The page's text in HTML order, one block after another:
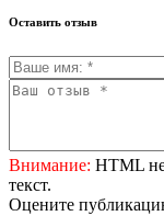
Оставить отзыв
Внимание: HTML
текст.
Оцените